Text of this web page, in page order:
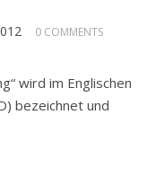
0 COMMENTS
wird im Englischen
bezeichnet und